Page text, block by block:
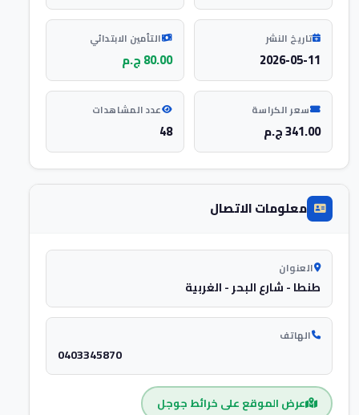
تاريخ النشر
2026-05-11
التأمين الابتدائي
80.00 ج.م
سعر الكراسة
341.00 ج.م
عدد المشاهدات
48
معلومات الاتصال
العنوان
طنطا - شارع البحر - الغربية
الهاتف
0403345870
عرض الموقع على خرائط جوجل